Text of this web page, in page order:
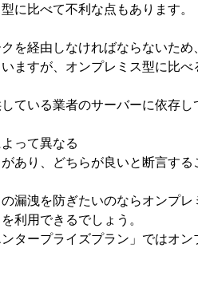
に比べて不利な点もあります。
を経由しなければならないた
すが、オンプレミス型に比
ている業者のサーバーに依存
って異なる
あり、どちらが良いと断言す
漏洩を防ぎたいのならオンプ
利用できるでしょう。
タープライズプラン」ではオ